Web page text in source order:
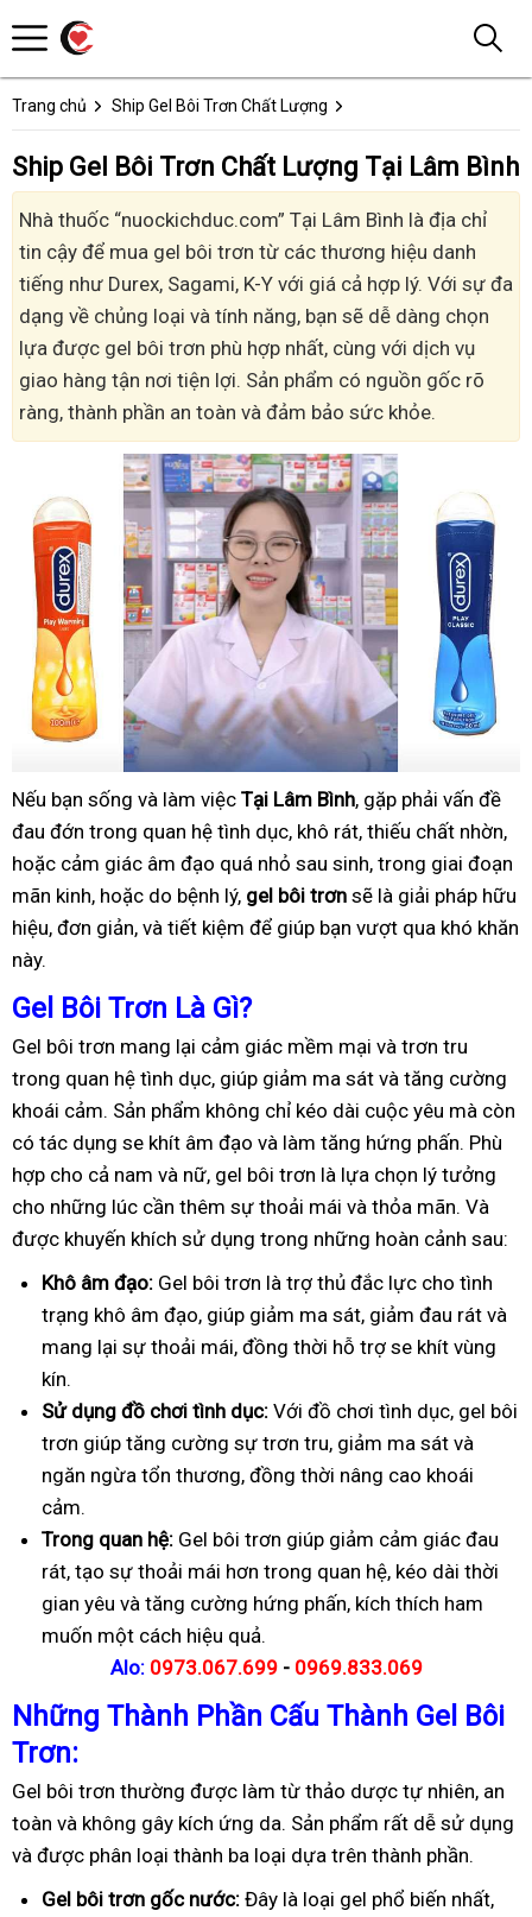
Trang chủ Ship Gel Bôi Trơn Chất Lượng
Ship Gel Bôi Trơn Chất Lượng Tại Lâm Bình
Nhà thuốc “nuockichduc.com” Tại Lâm Bình là địa chỉ
tin cậy để mua gel bôi trơn từ các thương hiệu danh
tiếng như Durex, Sagami, K-Y với giá cả hợp lý. Với sự đa
dạng về chủng loại và tính năng, bạn sẽ dễ dàng chọn
lựa được gel bôi trơn phù hợp nhất, cùng với dịch vụ
giao hàng tận nơi tiện lợi. Sản phẩm có nguồn gốc rõ
ràng, thành phần an toàn và đảm bảo sức khỏe.
Nếu bạn sống và làm việc Tại Lâm Bình, gặp phải vấn đề
đau đớn trong quan hệ tình dục, khô rát, thiếu chất nhờn,
hoặc cảm giác âm đạo quá nhỏ sau sinh, trong giai đoạn
mãn kinh, hoặc do bệnh lý, gel bôi trơn sẽ là giải pháp hữu
hiệu, đơn giản, và tiết kiệm để giúp bạn vượt qua khó khăn
này.
Gel Bôi Trơn Là Gì?
Gel bôi trơn mang lại cảm giác mềm mại và trơn tru
trong quan hệ tình dục, giúp giảm ma sát và tăng cường
khoái cảm. Sản phẩm không chỉ kéo dài cuộc yêu mà còn
có tác dụng se khít âm đạo và làm tăng hứng phấn. Phù
hợp cho cả nam và nữ, gel bôi trơn là lựa chọn lý tưởng
cho những lúc cần thêm sự thoải mái và thỏa mãn. Và
được khuyến khích sử dụng trong những hoàn cảnh sau:
Khô âm đạo: Gel bôi trơn là trợ thủ đắc lực cho tình
trạng khô âm đạo, giúp giảm ma sát, giảm đau rát và
mang lại sự thoải mái, đồng thời hỗ trợ se khít vùng
kín.
Sử dụng đồ chơi tình dục: Với đồ chơi tình dục, gel bôi
trơn giúp tăng cường sự trơn tru, giảm ma sát và
ngăn ngừa tổn thương, đồng thời nâng cao khoái
cảm.
Trong quan hệ: Gel bôi trơn giúp giảm cảm giác đau
rát, tạo sự thoải mái hơn trong quan hệ, kéo dài thời
gian yêu và tăng cường hứng phấn, kích thích ham
muốn một cách hiệu quả.
Alo: 0973.067.699 - 0969.833.069
Những Thành Phần Cấu Thành Gel Bôi
Trơn:
Gel bôi trơn thường được làm từ thảo dược tự nhiên, an
toàn và không gây kích ứng da. Sản phẩm rất dễ sử dụng
và được phân loại thành ba loại dựa trên thành phần.
Gel bôi trơn gốc nước: Đây là loại gel phổ biến nhất,